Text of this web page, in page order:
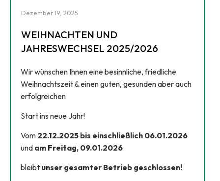
Dezember 19, 2025
WEIHNACHTEN UND
JAHRESWECHSEL 2025/2026
Wir wünschen Ihnen eine besinnliche, friedliche
Weihnachtszeit & einen guten, gesunden aber auch
erfolgreichen
Start ins neue Jahr!
Vom 22.12.2025 bis einschließlich 06.01.2026
und am Freitag, 09.01.2026
bleibt unser gesamter Betrieb geschlossen!